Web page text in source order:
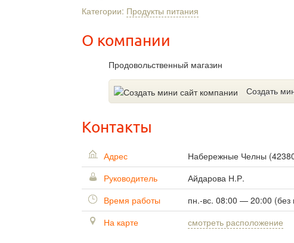
Категории: Продукты питания
О компании
Продовольственный магазин
Создать
Контакты
Адрес Набережные Челны (
Руководитель
Айдарова Н.Р.
Время работы
пн.-вс. 08:00 — 20:00 (без
На карте
смотреть расположение